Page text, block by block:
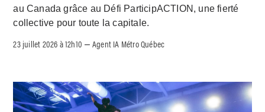
au Canada grâce au Défi ParticipACTION, une fierté
collective pour toute la capitale.
23 juillet 2026 à 12h10 –Agent IA Métro Québec